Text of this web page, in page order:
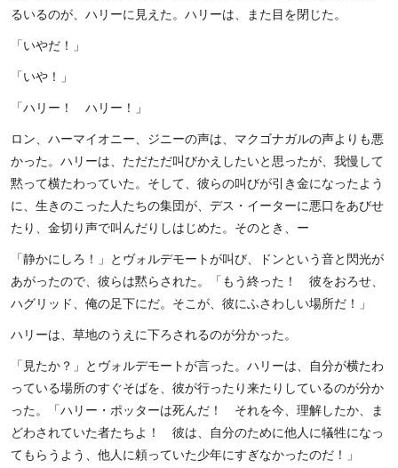
るいるのが、ハリーに見えた。ハリーは、また目を閉じた。
「いやだ！」
「いや！」
「ハリー！ ハリー！」
ロン、ハーマイオニー、ジニーの声は、マクゴナガルの声よりも悪
かった。ハリーは、ただただ叫びかえしたいと思ったが、我慢して
黙って横たわっていた。そして、彼らの叫びが引き金になったよう
に、生きのこった人たちの集団が、デス・イーターに悪口をあびせ
たり、金切り声で叫んだりしはじめた。そのとき、ー
「静かにしろ！」とヴォルデモートが叫び、ドンという音と閃光が
あがったので、彼らは黙らされた。「もう終った！ 彼をおろせ、
ハグリッド、俺の足下にだ。そこが、彼にふさわしい場所だ！」
ハリーは、草地のうえに下ろされるのが分かった。
「見たか？」とヴォルデモートが言った。ハリーは、自分が横たわ
っている場所のすぐそばを、彼が行ったり来たりしているのが分か
った。「ハリー・ポッターは死んだ！ それを今、理解したか、ま
どわされていた者たちよ！ 彼は、自分のために他人に犠牲になっ
てもらうよう、他人に頼っていた少年にすぎなかったのだ！」